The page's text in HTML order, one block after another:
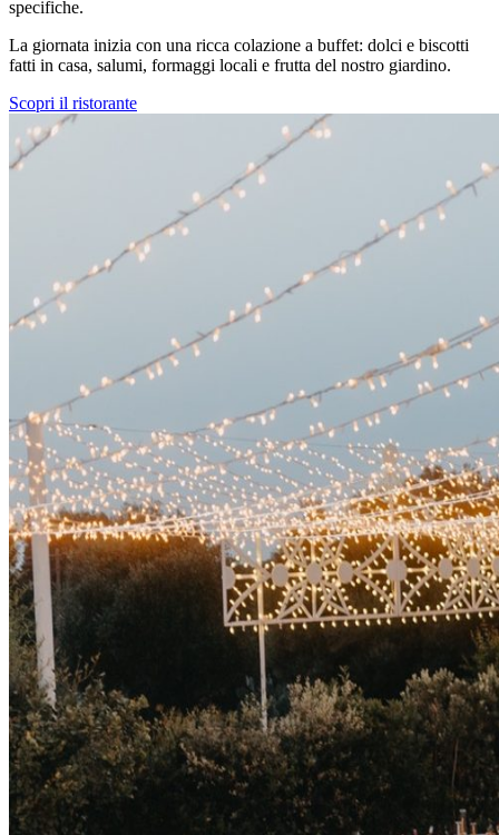
specifiche.
La giornata inizia con una ricca colazione a buffet: dolci e biscotti
fatti in casa, salumi, formaggi locali e frutta del nostro giardino.
Scopri il ristorante